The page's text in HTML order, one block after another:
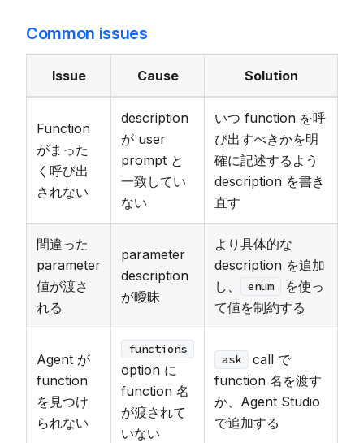
Common issues
Issue Cause Solution
Function
がまった
く呼び出
されない
description
が user
prompt と
一致してい
ない
いつ function を呼
び出すべきかを明
確に記述するよう
description を書き
直す
間違った
parameter
値が渡さ
れる
parameter
description
が曖昧
より具体的な
description を追加
し、
enum
を使っ
て値を制約する
Agent が
function
を見つけ
られない
functions
option に
function 名
が渡されて
いない
ask
call で
function 名を渡す
か、Agent Studio
で追加する